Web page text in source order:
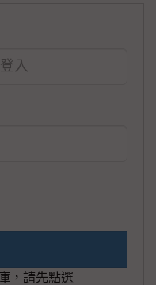
，請先點選